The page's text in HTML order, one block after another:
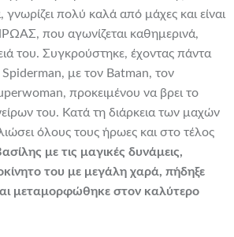
γνωρίζει πολύ καλά από μάχες και είναι
που αγωνίζεται καθημερινά,
του. Συγκρούστηκε, έχοντας πάντα
με τον Batman, τον
προκειμένου να βρει το
του. Κατά τη διάρκεια των μαχών
όλους τους ήρωες και στο τέλος
με τις μαγικές δυνάμεις,
του με μεγάλη χαρά, πήδηξε
μεταμορφώθηκε στον καλύτερο